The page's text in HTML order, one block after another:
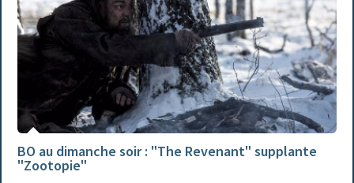
BO au dimanche soir : "The Revenant" supplante
"Zootopie"